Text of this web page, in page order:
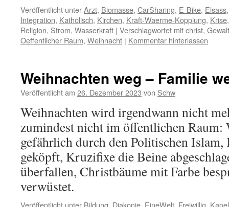
Veröffentlicht unterArzt, Biomasse, CarSharing, E-Bike, Elsass
Integration, Katholisch, Kirchen, Kraft-Waerme-Kopplung, Krise
Religion, Strom, Wasserkraft | Verschlagwortet mitchrist, Gewalt
Oeffentlicher Raum, Weihnacht | Kommentar hinterlassen
Weihnachten weg – Familie
Veröffentlicht am 26. Dezember 2023 von Schw
Weihnachten wird irgendwann nicht
zumindest nicht im öffentlichen Raum:
gefährlich durch den Politischen
geköpft, Kruzifixe die Beine
überfallen, Christbäume mit Farbe
verwüstet.
Veröffentlicht unter Bildung Diakonie EineWelt Freiwillig